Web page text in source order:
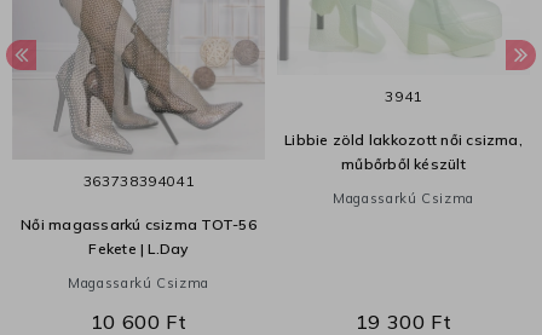
363738394041
Női magassarkú csizma TOT-56
Fekete | L.Day
Magassarkú Csizma
10 600 Ft
3941
Libbie zöld lakkozott női csizma,
műbőrből készült
Magassarkú Csizma
19 300 Ft